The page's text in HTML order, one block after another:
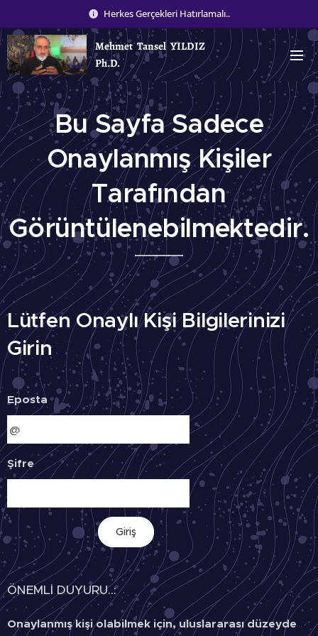
Herkes Gerçekleri Hatırlamalı..
Mehmet Tansel YILDIZ
Ph.D.
Bu Sayfa Sadece
Onaylanmış Kişiler
Tarafından
Görüntülenebilmektedir.
Lütfen Onaylı Kişi Bilgilerinizi
Girin
Eposta
Şifre
Giriş
ÖNEMLİ DUYURU..:
Onaylanmış kişi olabilmek için, uluslararası düzeyde